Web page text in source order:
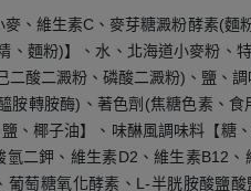
麥、維生素C、麥芽糖澱粉酵素(
、麵粉)】、水、北海道小麥粉、
二酸二澱粉、磷酸二澱粉)、鹽、
胺轉胺酶)、著色劑(焦糖色素、
、椰子油】、味醂風調味料【糖
氫二鉀、維生素D2、維生素B12
葡萄糖氧化酵素、L-半胱胺酸鹽